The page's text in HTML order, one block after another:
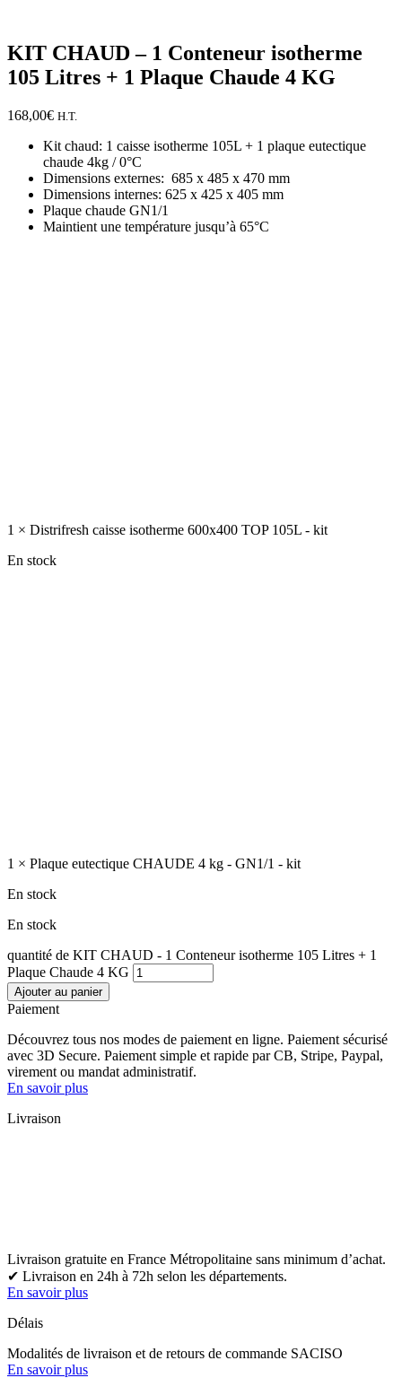
KIT CHAUD – 1 Conteneur isotherme
105 Litres + 1 Plaque Chaude 4 KG
168,00€ H.T.
Kit chaud: 1 caisse isotherme 105L + 1 plaque eutectique
chaude 4kg / 0°C
Dimensions externes: 685 x 485 x 470 mm
Dimensions internes: 625 x 425 x 405 mm
Plaque chaude GN1/1
Maintient une température jusqu’à 65°C
1 × Distrifresh caisse isotherme 600x400 TOP 105L - kit
En stock
1 × Plaque eutectique CHAUDE 4 kg - GN1/1 - kit
En stock
En stock
quantité de KIT CHAUD - 1 Conteneur isotherme 105 Litres + 1
Plaque Chaude 4 KG
Ajouter au panier
Paiement
Découvrez tous nos modes de paiement en ligne. Paiement sécurisé
avec 3D Secure. Paiement simple et rapide par CB, Stripe, Paypal,
virement ou mandat administratif.
En savoir plus
Livraison
Livraison gratuite en France Métropolitaine sans minimum d’achat.
✔ Livraison en 24h à 72h selon les départements.
En savoir plus
Délais
Modalités de livraison et de retours de commande SACISO
En savoir plus